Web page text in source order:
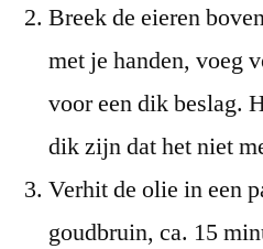
Breek de eieren
met je handen, voeg
voor een dik beslag.
dik zijn dat het niet
Verhit de olie in een
goudbruin, ca. 15